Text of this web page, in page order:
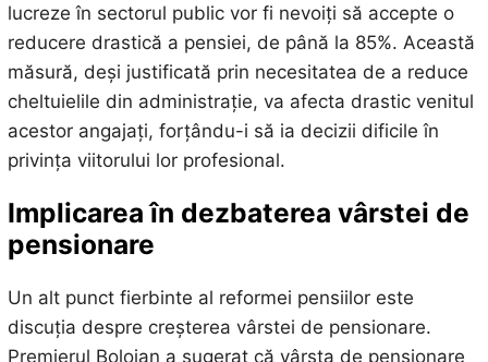
lucreze în sectorul public vor fi nevoiți să accepte o
reducere drastică a pensiei, de până la 85%. Această
măsură, deși justificată prin necesitatea de a reduce
cheltuielile din administrație, va afecta drastic venitul
acestor angajați, forțându-i să ia decizii dificile în
privința viitorului lor profesional.
Implicarea în dezbaterea vârstei de
pensionare
Un alt punct fierbinte al reformei pensiilor este
discuția despre creșterea vârstei de pensionare.
Premierul Bolojan a sugerat că vârsta de pensionare